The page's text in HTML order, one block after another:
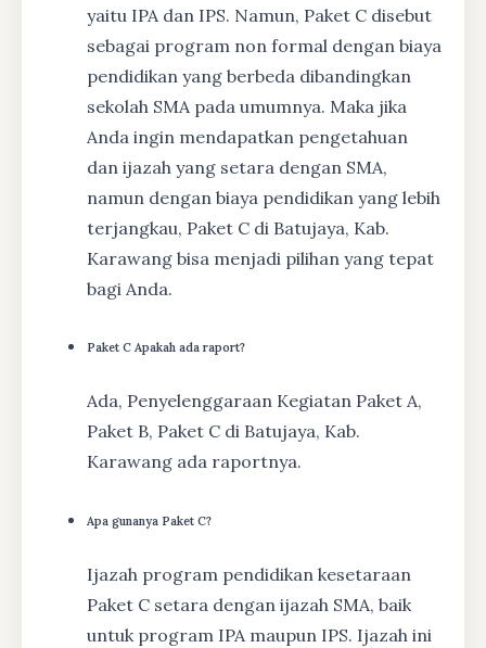
yaitu IPA dan IPS. Namun, Paket C disebut
sebagai program non formal dengan biaya
pendidikan yang berbeda dibandingkan
sekolah SMA pada umumnya. Maka jika
Anda ingin mendapatkan pengetahuan
dan ijazah yang setara dengan SMA,
namun dengan biaya pendidikan yang lebih
terjangkau, Paket C di Batujaya, Kab.
Karawang bisa menjadi pilihan yang tepat
bagi Anda.
Paket C Apakah ada raport?
Ada, Penyelenggaraan Kegiatan Paket A,
Paket B, Paket C di Batujaya, Kab.
Karawang ada raportnya.
Apa gunanya Paket C?
Ijazah program pendidikan kesetaraan
Paket C setara dengan ijazah SMA, baik
untuk program IPA maupun IPS. Ijazah ini